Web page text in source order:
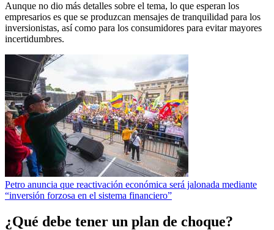
Aunque no dio más detalles sobre el tema, lo que esperan los
empresarios es que se produzcan mensajes de tranquilidad para los
inversionistas, así como para los consumidores para evitar mayores
incertidumbres.
Petro anuncia que reactivación económica será jalonada mediante
“inversión forzosa en el sistema financiero”
¿Qué debe tener un plan de choque?